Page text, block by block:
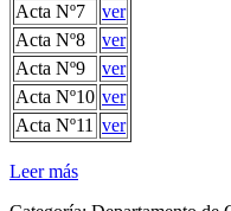
Acta Nº7
ver
Acta Nº8
ver
Acta Nº9
ver
Acta Nº10 ver
Acta Nº11 ver
Leer más